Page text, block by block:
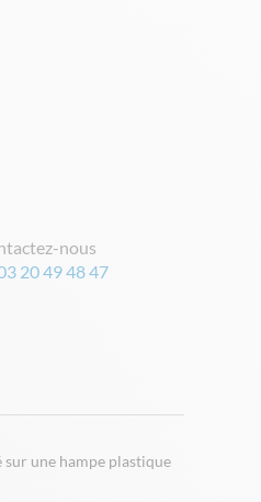
nous
20 49 48 47
une hampe plastique